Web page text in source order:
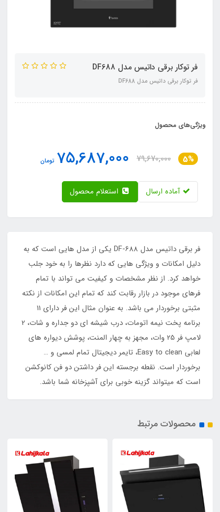
فر توکار برقی داتیس مدل DF688
فر توکار برقی داتیس مدل DF688
ویژگی‌های محصول
5%
79,670,000
75,687,000 تومان
آماده ارسال
فر برقی داتیس مدل DF-688 یکی از مدل هایی است که به
دلیل امکانات و ویژگی هایی که دارد نظرها را به خود جلب
خواهد کرد. از نظر مشخصات و کیفیت می تواند با تمام
فرهای موجود در بازار رقابت کند که تمام این امکانات از نکته
مثبتی برخوردار می باشد. به عنوان مثال این فر دارای 11
برنامه پخت نیمه اتومات، درب شیشه ای دو جداره و شات، 2
لامپ فر 25 وات، مجهز به چهار المنت، پوشش دیواره های
لعابی Easy to clean، تایمر دیجیتال تمام لمسی و …
برخوردار است. نقطه برجسته این فر داشتن دو فن کانوکشن
است که میتواند گزینه خوبی برای آشپزخانه شما باشد.
محصولات مرتبط